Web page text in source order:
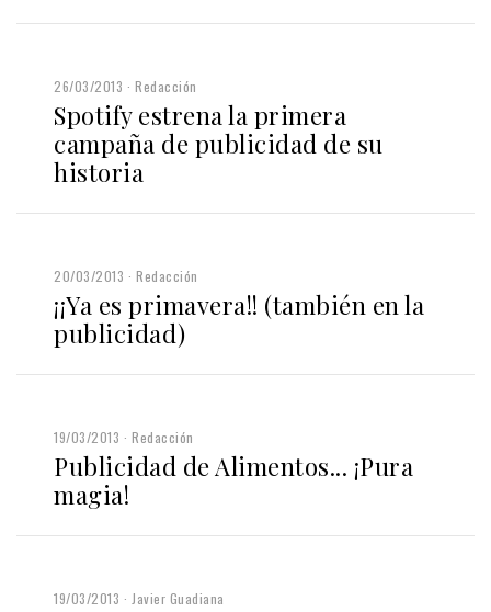
26/03/2013 Redacción
Spotify estrena la primera
campaña de publicidad de su
historia
20/03/2013 Redacción
¡¡Ya es primavera!! (también en la
publicidad)
19/03/2013 Redacción
Publicidad de Alimentos... ¡Pura
magia!
19/03/2013 Javier Guadiana